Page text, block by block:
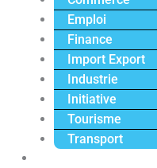
Emploi
Finance
Import Export
Industrie
Initiative
Tourisme
Transport